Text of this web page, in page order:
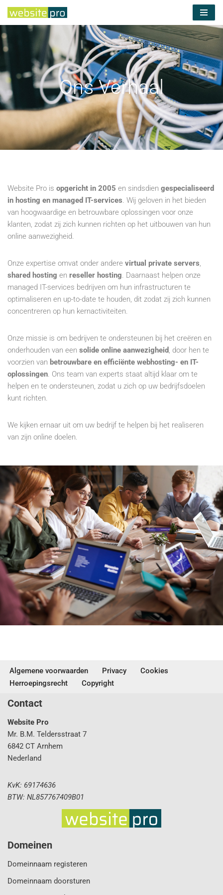
Ga
de
Ons Verhaal
Website Pro is opgericht in 2005 en sindsdien gespecialiseerd
in hosting en managed IT-services. Wij geloven in het bieden
van hoogwaardige en betrouwbare oplossingen voor onze
klanten, zodat zij zich kunnen richten op het uitbouwen van hun
online aanwezigheid.
Onze expertise omvat onder andere virtual private servers,
shared hosting en reseller hosting. Daarnaast helpen onze
managed IT-services bedrijven om hun infrastructuren te
optimaliseren en up-to-date te houden, dit zodat zij zich kunnen
concentreren op hun kernactiviteiten.
Onze missie is om bedrijven te ondersteunen bij het creëren en
onderhouden van een solide online aanwezigheid, door hen te
voorzien van betrouwbare en efficiënte webhosting- en IT-
oplossingen. Ons team van experts staat altijd klaar om te
helpen en te ondersteunen, zodat u zich op uw bedrijfsdoelen
kunt richten.
We kijken ernaar uit om uw bedrijf te helpen bij het realiseren
van zijn online doelen.
Algemene voorwaarden Privacy
Cookies
Herroepingsrecht
Copyright
Contact
Website Pro
Mr. B.M. Teldersstraat 7
6842 CT Arnhem
Nederland
KvK: 69174636
BTW: NL857767409B01
Domeinen
Domeinnaam registeren
Domeinnaam doorsturen